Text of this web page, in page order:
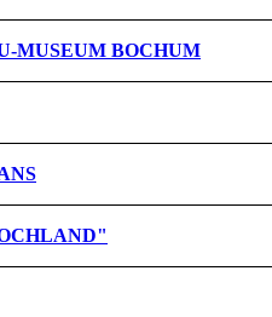
MUSEUM BOCHUM